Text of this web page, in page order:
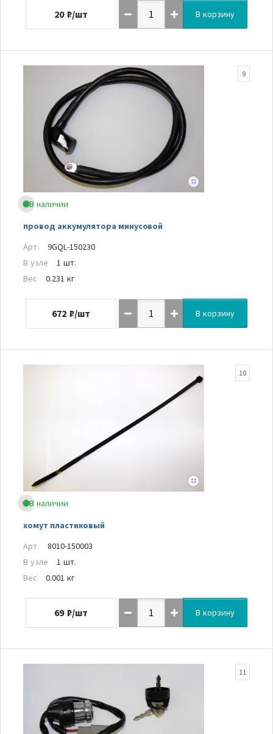
20 ₽/шт В корзину
В наличии
провод аккумулятора минусовой
9
Арт.
9GQL-150230
В узле
1 шт.
Вес
0.231 кг
672 ₽/шт В корзину
В наличии
хомут пластиковый
10
Арт.
8010-150003
В узле
1 шт.
Вес
0.001 кг
69 ₽/шт В корзину
11